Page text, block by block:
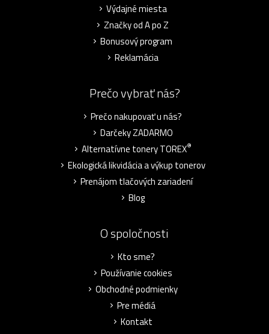
Výdajné miesta
Značky od A po Z
Bonusový program
Reklamácia
Prečo vybrať nás?
Prečo nakupovať u nás?
Darčeky ZADARMO
Alternatívne tonery TOREX®
Ekologická likvidácia a výkup tonerov
Prenájom tlačových zariadení
Blog
O spoločnosti
Kto sme?
Používanie cookies
Obchodné podmienky
Pre médiá
Kontakt